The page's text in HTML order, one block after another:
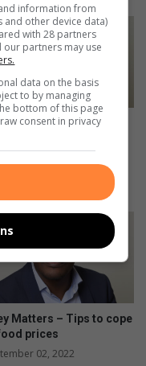
Matters – Good debt
Matters – Tips to cope
prices
02, 2022
information from
and other device data)
with 28 partners
our partners may use
data on the basis
to by managing
bottom of this page
consent in privacy